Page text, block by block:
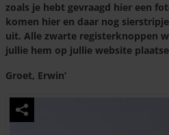
zoals je hebt gevraagd hier een
komen hier en daar nog
uit. Alle zwarte registerknoppen
jullie hem op jullie website
Groet, Erwin’